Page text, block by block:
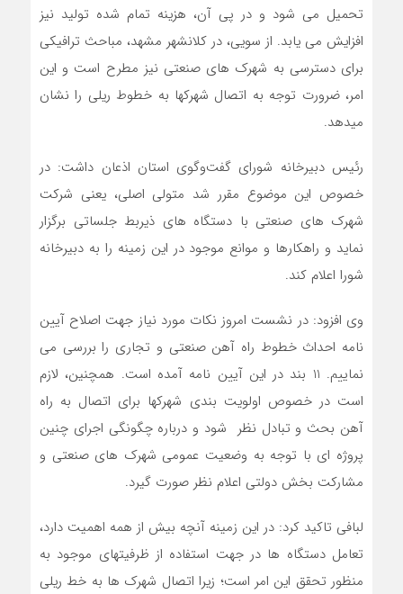
تحمیل می شود و در پی آن، هزینه تمام شده تولید نیز
افزایش می یابد. از سویی، در کلانشهر مشهد، مباحث ترافیکی
برای دسترسی به شهرک های صنعتی نیز مطرح است و این
امر، ضرورت توجه به اتصال شهرکها به خطوط ریلی را نشان
میدهد.
رئیس دبیرخانه شورای گفت‌وگوی استان اذعان داشت: در
خصوص این موضوع مقرر شد متولی اصلی، یعنی شرکت
شهرک های صنعتی با دستگاه های ذیربط جلساتی برگزار
نماید و راهکارها و موانع موجود در این زمینه را به دبیرخانه
شورا اعلام کند.
وی افزود: در نشست امروز نکات مورد نیاز جهت اصلاح آیین
نامه احداث خطوط راه آهن صنعتی و تجاری را بررسی می
نماییم. 11 بند در این آیین نامه آمده است. همچنین، لازم
است در خصوص اولویت بندی شهرکها برای اتصال به راه
آهن بحث و تبادل نظر شود و درباره چگونگی اجرای چنین
پروژه ای با توجه به وضعیت عمومی شهرک های صنعتی و
مشارکت بخش دولتی اعلام نظر صورت گیرد.
لبافی تاکید کرد: در این زمینه آنچه بیش از همه اهمیت دارد،
تعامل دستگاه ها در جهت استفاده از ظرفیتهای موجود به
منظور تحقق این امر است؛ زیرا اتصال شهرک ها به خط ریلی